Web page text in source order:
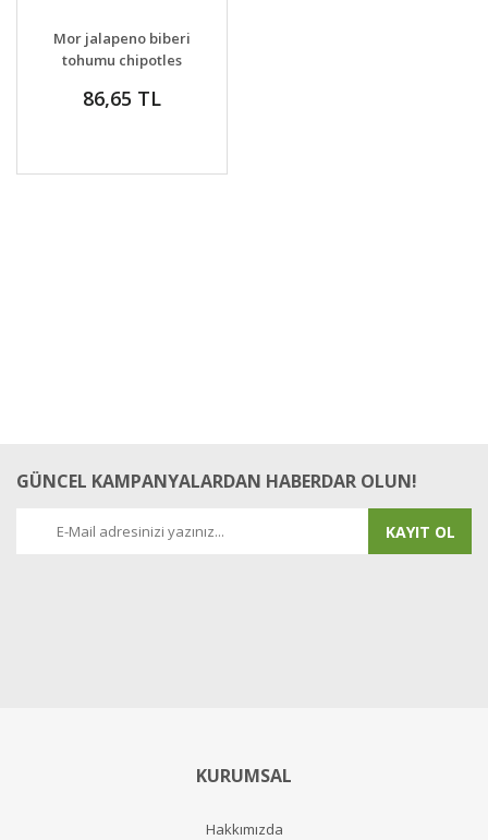
DETAYLAR
VER
Mor jalapeno biberi
tohumu chipotles
86,65 TL
GÜNCEL KAMPANYALARDAN HABERDAR OLUN!
KAYIT OL
KURUMSAL
Hakkımızda